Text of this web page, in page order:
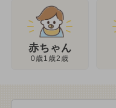
赤ちゃん
0歳1歳2歳